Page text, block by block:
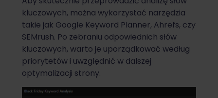
kluczowych, można wykorzystać narzędzia
takie jak Google Keyword Planner, Ahrefs, czy
SEMrush. Po zebraniu odpowiednich słów
kluczowych, warto je uporządkować według
priorytetów i uwzględnić w dalszej
optymalizacji strony.